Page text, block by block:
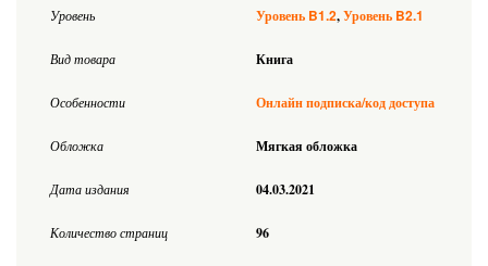
Уровень Уровень B1.2 Уровень B2.1
Вид товара Книга
Особенности Онлайн подписка/код доступа
Обложка Мягкая обложка
Дата издания 04.03.2021
Количество страниц 96